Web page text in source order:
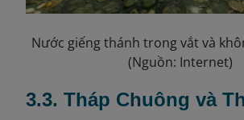
Nước giếng thánh trong vắt và
(Nguồn: Internet)
3.3. Tháp Chuông và